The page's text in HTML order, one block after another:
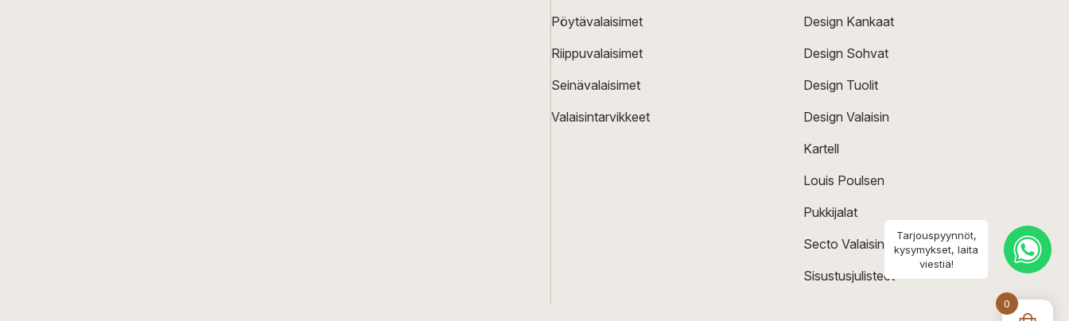
0
Pöytävalaisimet
Riippuvalaisimet
Seinävalaisimet
Valaisintarvikkeet
Design Kankaat
Design Sohvat
Design Tuolit
Design Valaisin
Kartell
Louis Poulsen
Pukkijalat
Secto Valaisin
Sisustusjulisteet
Tarjouspyynnöt,
kysymykset, laita
viestiä!